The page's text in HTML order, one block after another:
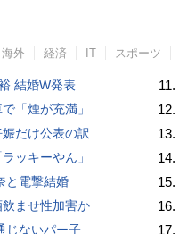
海外 経済 IT スポーツ
結婚W発表
「煙が充満」
だけ公表の訳
ッキーやん」
と電撃結婚
ませ性加害か
じないパー子
11.
12.
13.
14.
15.
16.
17.